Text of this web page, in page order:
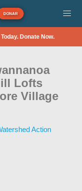
DONAR
Donate Now.
Lofts
Village
Action